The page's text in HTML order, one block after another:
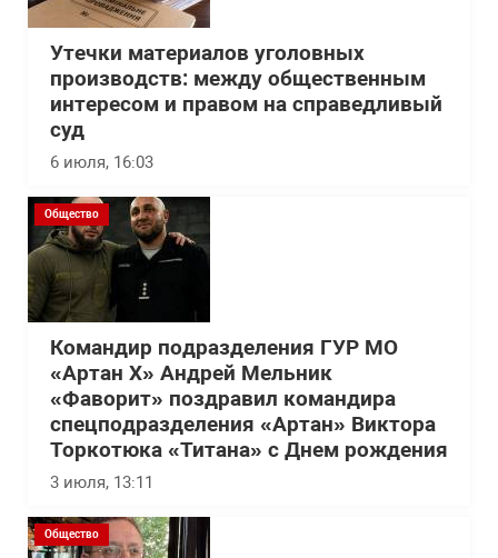
Утечки материалов уголовных
производств: между общественным
интересом и правом на справедливый
суд
6 июля, 16:03
Общество
Командир подразделения ГУР МО
«Артан Х» Андрей Мельник
«Фаворит» поздравил командира
спецподразделения «Артан» Виктора
Торкотюка «Титана» с Днем рождения
3 июля, 13:11
Общество